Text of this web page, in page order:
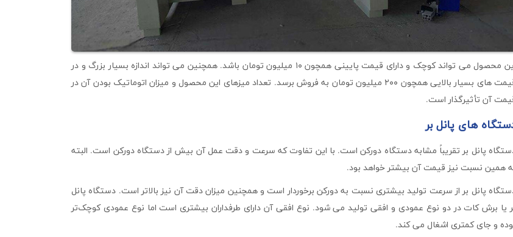
این محصول می تواند کوچک و دارای قیمت پایینی همچون ۱۰ میلیون تومان باشد. همچنین می تواند اندازه بسیار بزرگ و در
قیمت های بسیار بالایی همچون ۲۰۰ میلیون تومان به فروش برسد. تعداد میزهای این محصول و میزان اتوماتیک بودن آن در
آن تأثیرگذار است.
های پانل بر
پانل بر تقریباً مشابه دستگاه دورکن است. با این تفاوت که سرعت و دقت عمل آن بیش از دستگاه دورکن است. البته
همین نسبت نیز قیمت آن بیشتر خواهد بود.
پانل بر از سرعت تولید بیشتری نسبت به دورکن برخوردار است و همچنین میزان دقت آن نیز بالاتر است. دستگاه پانل
یا برش کات در دو نوع عمودی و افقی تولید می شود. نوع افقی آن دارای طرفداران بیشتری است اما نوع عمودی کوچک‌تر
و جای کمتری اشغال می کند.